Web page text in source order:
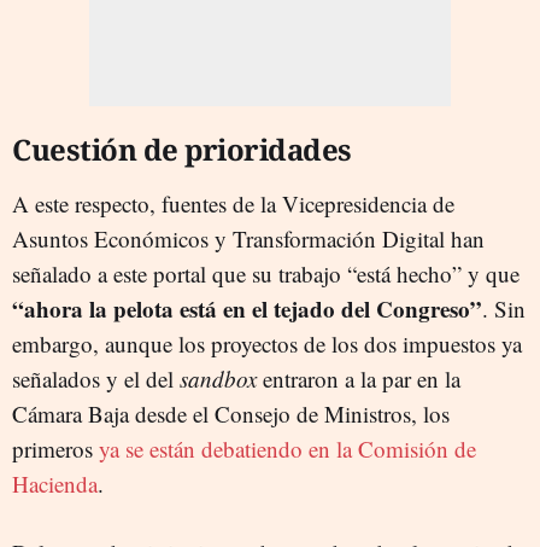
Cuestión de prioridades
A este respecto, fuentes de la Vicepresidencia de
Asuntos Económicos y Transformación Digital han
señalado a este portal que su trabajo “está hecho” y que
“ahora la pelota está en el tejado del Congreso”. Sin
embargo, aunque los proyectos de los dos impuestos ya
señalados y el del sandboxentraron a la par en la
Cámara Baja desde el Consejo de Ministros, los
primeros ya se están debatiendo en la Comisión de
Hacienda.